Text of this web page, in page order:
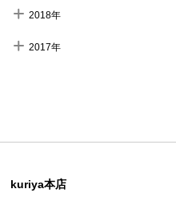
2018年
2017年
kuriya本店